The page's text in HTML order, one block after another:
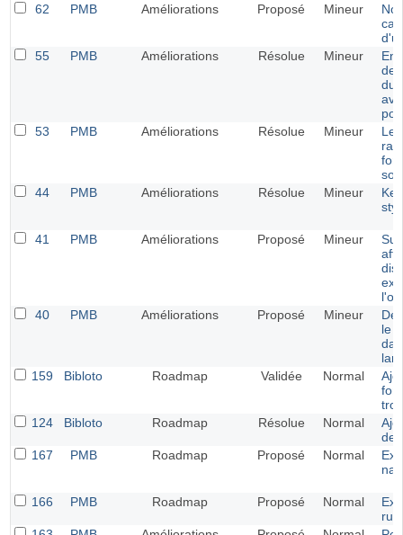
62
PMB Améliorations Proposé Mineur
55
PMB Améliorations Résolue Mineur
du
53
PMB Améliorations Résolue Mineur
44
PMB Améliorations Résolue Mineur
41 PMB Améliorations Proposé Mineur
40
PMB Améliorations Proposé Mineur
le
159
Bibloto Roadmap Validée Normal
124
Bibloto Roadmap Résolue Normal
de
167
PMB Roadmap Proposé Normal
166 PMB Roadmap Proposé Normal